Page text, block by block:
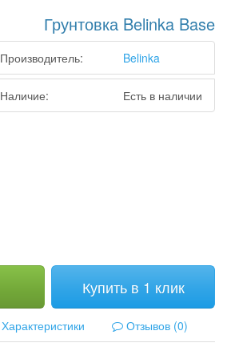
Грунтовка Belinka Base
Производитель: Belinka
Наличие: Есть в наличии
Купить в 1 клик
Характеристики Отзывов (0)